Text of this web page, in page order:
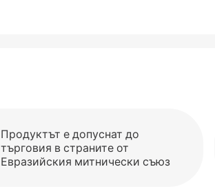
Продуктът е допуснат до
търговия в страните от
Евразийския митнически съюз